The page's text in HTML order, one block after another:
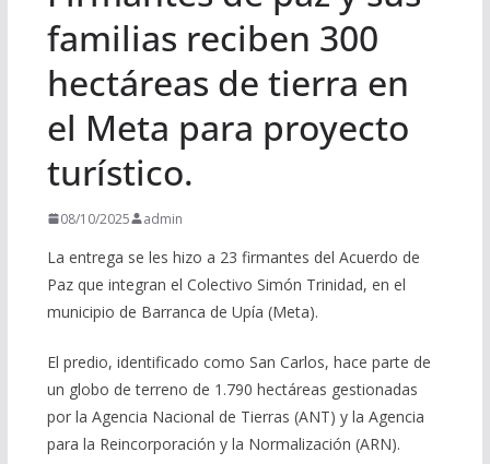
familias reciben 300
hectáreas de tierra en
el Meta para proyecto
turístico.
08/10/2025 admin
La entrega se les hizo a 23 firmantes del Acuerdo de
Paz que integran el Colectivo Simón Trinidad, en el
municipio de Barranca de Upía (Meta).
El predio, identificado como San Carlos, hace parte de
un globo de terreno de 1.790 hectáreas gestionadas
por la Agencia Nacional de Tierras (ANT) y la Agencia
para la Reincorporación y la Normalización (ARN).